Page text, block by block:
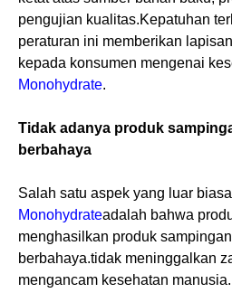
pengujian kualitas.Kepatuhan
peraturan ini memberikan
kepada konsumen mengenai
Monohydrate.
Tidak adanya produk
berbahaya
Salah satu aspek yang luar
Monohydrateadalah bahwa
menghasilkan produk
berbahaya.tidak meninggalkan
mengancam kesehatan